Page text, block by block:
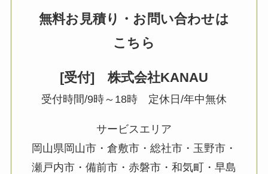
無料お見積り・お問い合わせは
こちら
[受付] 株式会社KANAU
受付時間/9時～18時 定休日/年中無休
サービスエリア
岡山県岡山市・倉敷市・総社市・玉野市・
瀬戸内市・備前市・赤磐市・和気町・早島